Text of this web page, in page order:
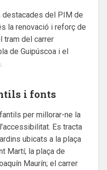
destacades del PIM de
la renovació i reforç de
tram del carrer
de Guipúscoa i el
i fonts
per millorar-ne la
Es tracta
ubicats a la plaça
Martí; la plaça de
Maurín; el carrer